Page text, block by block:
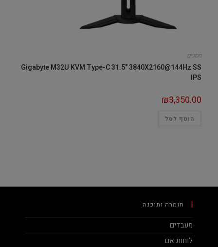
מסכים
Gigabyte M32U KVM Type-C 31.5" 3840X2160@144Hz SS
IPS
₪3,350.00
הוסף לסל
חומרה ותוכנה
מעבדים
לוחות אם